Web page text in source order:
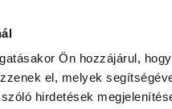
Ön hozzájárul,
el, melyek
hirdetések